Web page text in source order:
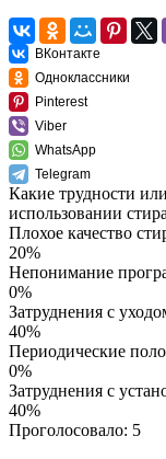
ВКонтакте
Одноклассники
Pinterest
Viber
WhatsApp
Telegram
Какие трудности
использовании
Плохое качество
20%
Непонимание
0%
Затруднения с
40%
Периодические
0%
Затруднения с
40%
Проголосовало: 5